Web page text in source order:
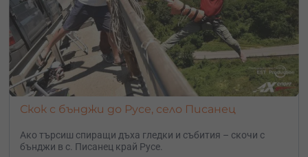
Скок с бънджи до Русе, село Писанец
Ако търсиш спиращи дъха гледки и събития – скочи с
бънджи в с. Писанец край Русе.